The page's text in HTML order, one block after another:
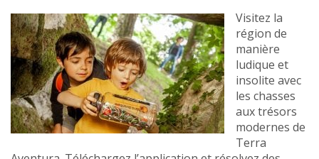
Visitez la
région de
manière
ludique et
insolite avec
les chasses
aux trésors
modernes de
Terra